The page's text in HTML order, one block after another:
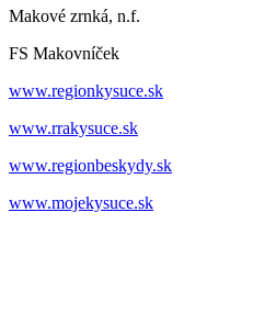
Makové zrnká, n.f.
FS Makovníček
www.regionkysuce.sk
www.rrakysuce.sk
www.regionbeskydy.sk
www.mojekysuce.sk